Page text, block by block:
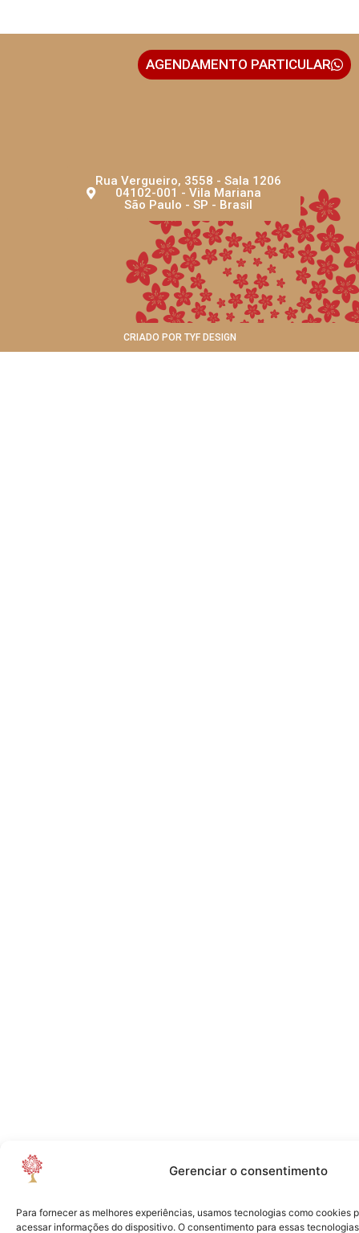
Gerenciar o consentimento
Para fornecer as melhores experiências, usamos tecnologias como cookies
acessar informações do dispositivo. O consentimento para essas
Rua Vergueiro, 3558 - Sala 1206
04102-001 - Vila Mariana
São Paulo - SP - Brasil
AGENDAMENTO PARTICULAR
CRIADO POR TYF DESIGN